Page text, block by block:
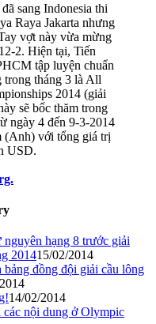
sang Indonesia thi
Raya Jakarta nhưng
vợt này vừa mừng
2. Hiện tại, Tiến
tập luyện chuẩn
trong tháng 3 là All
2014 (giải
sẽ bốc thăm trong
ngày 4 đến 9-3-2014
(Anh) với tổng giá trị
USD.
hạng 8 trước giải
201415/02/2014
đồng đội giải cầu lông
14/02/2014
nội dung ở Olympic